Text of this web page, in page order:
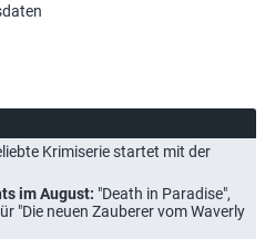
Krimiserie startet mit der
im August: "Death in Paradise",
"Die neuen Zauberer vom Waverly